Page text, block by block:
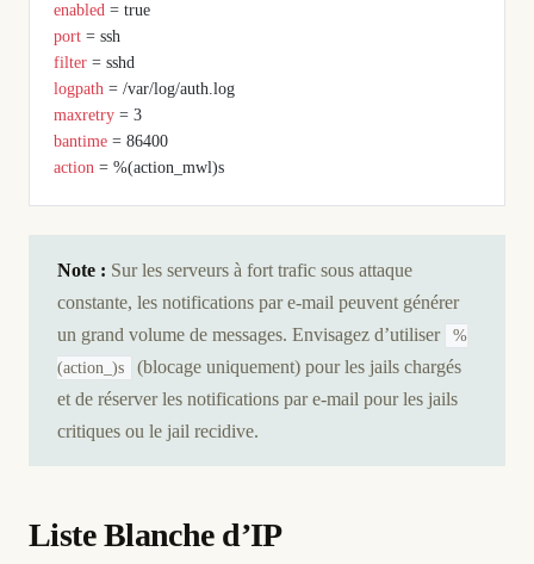
enabled = true
port = ssh
filter = sshd
logpath = /var/log/auth.log
maxretry = 3
bantime = 86400
action = %(action_mwl)s
Note : Sur les serveurs à fort trafic sous attaque
constante, les notifications par e-mail peuvent générer
un grand volume de messages. Envisagez d’utiliser
%
(action_)s
(blocage uniquement) pour les jails chargés
et de réserver les notifications par e-mail pour les jails
critiques ou le jail recidive.
Liste Blanche d’IP